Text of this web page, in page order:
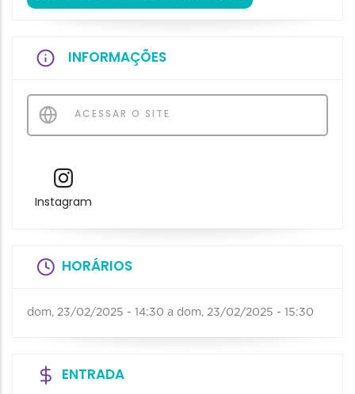
INFORMAÇÕES
ACESSAR O SITE
Instagram
HORÁRIOS
dom, 23/02/2025 - 14:30 a dom, 23/02/2025 - 15:30
ENTRADA